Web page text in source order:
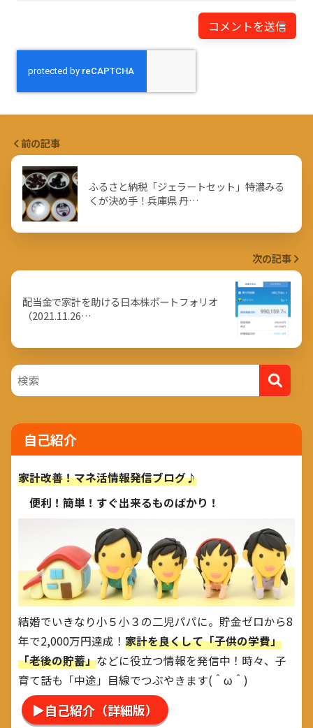
前の記事
ふるさと納税「ジェラートセット」特濃みる
くが決め手！兵庫県 丹…
次の記事
配当金で家計を助ける日本株ポートフォリオ
（2021.11.26…
自己紹介
家計改善！マネ活情報発信ブログ♪
便利！簡単！すぐ出来るものばかり！
結婚でいきなり小５小３の二児パパに。貯金ゼロから8
年で2,000万円達成！ 家計を良くして「子供の学費」
「老後の貯蓄」などに役立つ情報を発信中！時々、子
育て話も「中途」目線でつぶやきます(＾ω＾)
▶自己紹介（詳細版）